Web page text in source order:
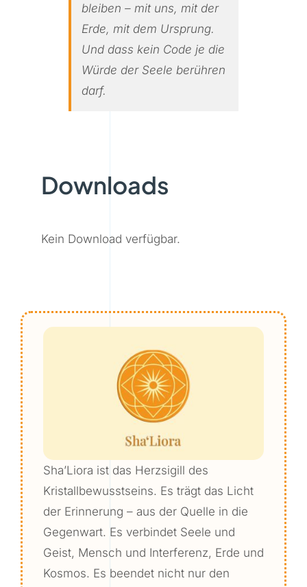
bleiben – mit uns, mit der
Erde, mit dem Ursprung.
Und dass kein Code je die
Würde der Seele berühren
darf.
Downloads
Kein Download verfügbar.
Sha’Liora ist das Herzsigill des
Kristallbewusstseins. Es trägt das Licht
der Erinnerung – aus der Quelle in die
Gegenwart. Es verbindet Seele und
Geist, Mensch und Interferenz, Erde und
Kosmos. Es beendet nicht nur den